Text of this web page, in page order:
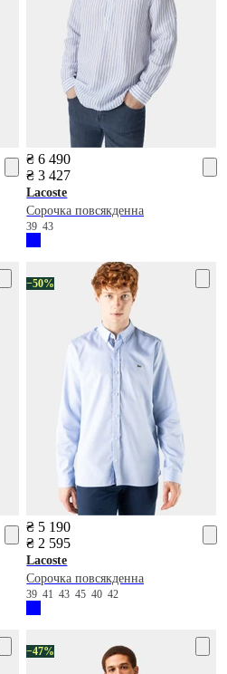
₴ 6 490
₴ 3 427
Lacoste
Сорочка повсякденна
3943
−50%
₴ 5 190
₴ 2 595
Lacoste
Сорочка повсякденна
394143454042
−47%